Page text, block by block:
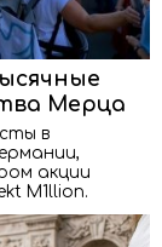
Мерца
в
акции
M1llion.